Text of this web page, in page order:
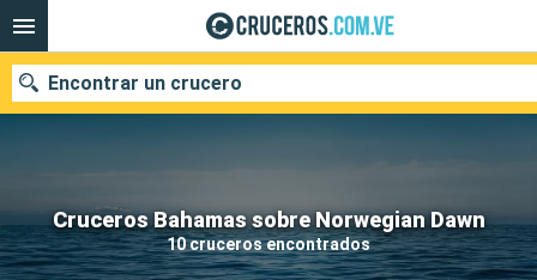
Cruceros Bahamas sobre Norwegian Dawn
10 cruceros encontrados
Encontrar un crucero
Nuestros destinos
Fecha de salida